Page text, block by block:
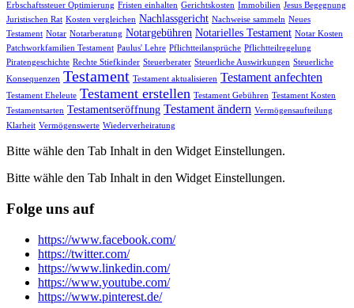
Erbschaftssteuer Optimierung Fristen einhalten Gerichtskosten Immobilien Jesus Begegnung
Juristischen Rat Kosten vergleichen Nachlassgericht Nachweise sammeln Neues
Testament Notar Notarberatung Notargebühren Notarielles Testament Notar Kosten
Patchworkfamilien Testament Paulus' Lehre Pflichtteilansprüche Pflichtteilregelung
Piratengeschichte Rechte Stiefkinder Steuerberater Steuerliche Auswirkungen Steuerliche
Konsequenzen Testament Testament aktualisieren Testament anfechten
Testament Eheleute Testament erstellen Testament Gebühren Testament Kosten
Testamentsarten Testamentseröffnung Testament ändern Vermögensaufteilung
Klarheit Vermögenswerte Wiederverheiratung
Bitte wähle den Tab Inhalt in den Widget Einstellungen.
Bitte wähle den Tab Inhalt in den Widget Einstellungen.
Folge uns auf
https://www.facebook.com/
https://twitter.com/
https://www.linkedin.com/
https://www.youtube.com/
https://www.pinterest.de/